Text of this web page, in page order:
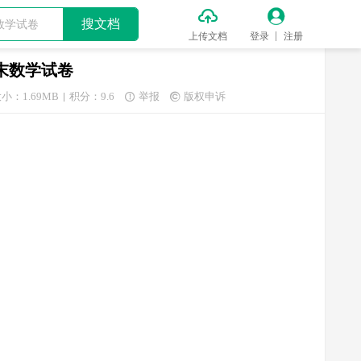
搜文档 
上传文档

登录 注册
数学试卷
：1.69MB 积分：9.6  举报  版权申诉